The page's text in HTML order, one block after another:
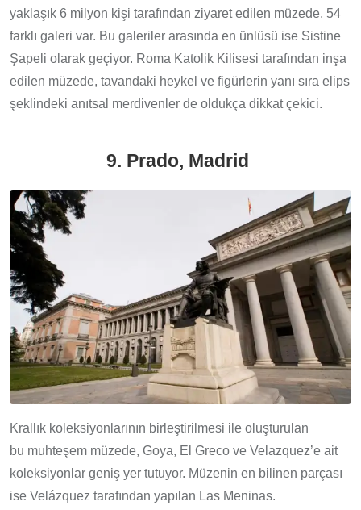
yaklaşık 6 milyon kişi tarafından ziyaret edilen müzede, 54
farklı galeri var. Bu galeriler arasında en ünlüsü ise Sistine
Şapeli olarak geçiyor. Roma Katolik Kilisesi tarafından inşa
edilen müzede, tavandaki heykel ve figürlerin yanı sıra elips
şeklindeki anıtsal merdivenler de oldukça dikkat çekici.
9. Prado, Madrid
Krallık koleksiyonlarının birleştirilmesi ile oluşturulan
bu muhteşem müzede, Goya, El Greco ve Velazquez’e ait
koleksiyonlar geniş yer tutuyor. Müzenin en bilinen parçası
ise Velázquez tarafından yapılan Las Meninas.